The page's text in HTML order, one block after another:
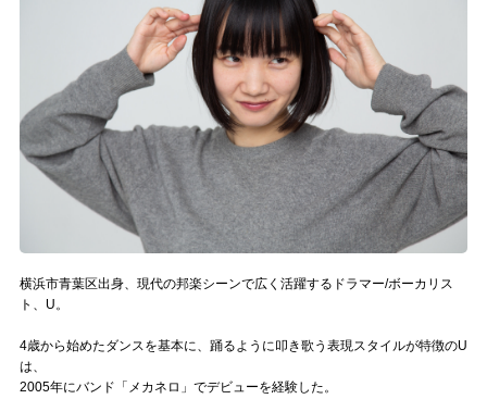
LINK
muevoクラウドファンディング
muevoコミュニティ
ぶいクラ！by muevo
ぶいコミュ！by muevo
ぶいマガ！ by muevo
横浜市青葉区出身、現代の邦楽シーンで広く活躍するドラマー/ボーカリス
ト、U。
4歳から始めたダンスを基本に、踊るように叩き歌う表現スタイルが特徴のU
は、
2005年にバンド「メカネロ」でデビューを経験した。